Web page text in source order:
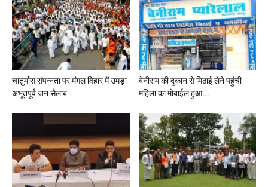
चातुर्मास संपन्नता पर मंगल विहार में उमड़ा
अभूतपूर्व जन सैलाब
बेनीराम की दुकान से मिठाई लेने पहुंची
महिला का मोबाईल हुआ...